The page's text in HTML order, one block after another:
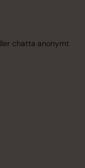
chatta anonymt